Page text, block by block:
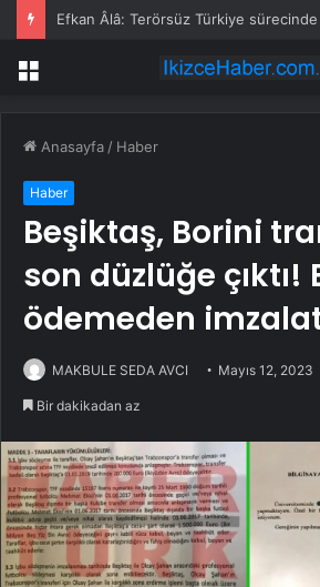
Menü
Anasayfa / Haber
Haber
Beşiktaş, Borini
son düzlüğe çıktı!
ödemeden
MAKBULE SEDA AVCI Mayıs 12, 2023
Bir dakikadan az